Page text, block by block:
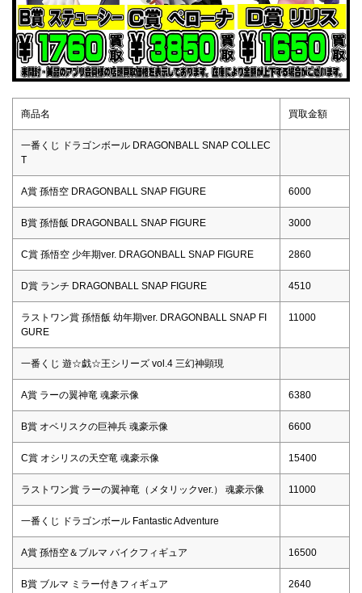
商品名 買取金額
一番くじ ドラゴンボール DRAGONBALL SNAP COLLEC
T
A賞 孫悟空 DRAGONBALL SNAP FIGURE 6000
B賞 孫悟飯 DRAGONBALL SNAP FIGURE 3000
C賞 孫悟空 少年期ver. DRAGONBALL SNAP FIGURE 2860
D賞 ランチ DRAGONBALL SNAP FIGURE 4510
ラストワン賞 孫悟飯 幼年期ver. DRAGONBALL SNAP FI
GURE
11000
一番くじ 遊☆戯☆王シリーズ vol.4 三幻神顕現
A賞 ラーの翼神竜 魂豪示像 6380
B賞 オベリスクの巨神兵 魂豪示像 6600
C賞 オシリスの天空竜 魂豪示像 15400
ラストワン賞 ラーの翼神竜（メタリックver.） 魂豪示像 11000
一番くじ ドラゴンボール Fantastic Adventure
A賞 孫悟空＆ブルマ バイクフィギュア 16500
B賞 ブルマ ミラー付きフィギュア 2640